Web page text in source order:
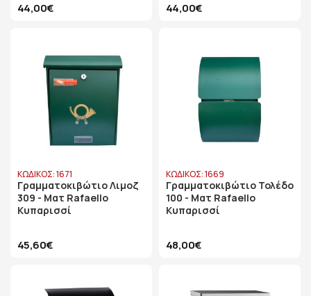
44,00€ 44,00€
ΚΩΔΙΚΟΣ: 1671
Γραμματοκιβώτιο Λιμοζ
309 - Ματ Rafaello
Κυπαρισσί
45,60€
ΚΩΔΙΚΟΣ: 1669
Γραμματοκιβώτιο Τολέδο
100 - Ματ Rafaello
Κυπαρισσί
48,00€